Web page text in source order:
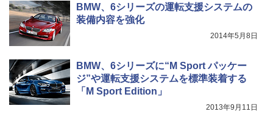
BMW、6シリーズの運転支援システムの
装備内容を強化
2014年5月8日
BMW、6シリーズに“M Sport パッケー
ジ”や運転支援システムを標準装着する
「M Sport Edition」
2013年9月11日